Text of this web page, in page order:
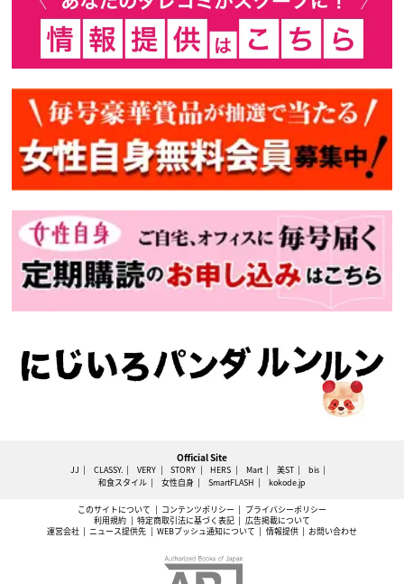
Official Site
JJ CLASSY. VERY STORY HERS Mart 美ST
bis
和食スタイル
女性自身 SmartFLASH kokode.jp
このサイトについて コンテンツポリシー
プライバシーポリシー
利用規約
特定商取引法に基づく表記
広告掲載について
運営会社
ニュース提供先 WEBプッシュ通知について 情報提供 お問い合わせ